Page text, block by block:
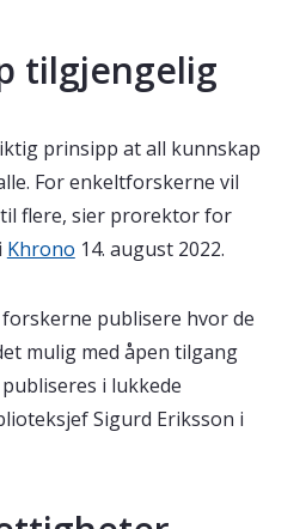
tilgjengelig
prinsipp at all kunnskap
For enkeltforskerne vil
flere, sier prorektor for
Khrono 14. august 2022.
publisere hvor de
mulig med åpen tilgang
i lukkede
Sigurd Eriksson i